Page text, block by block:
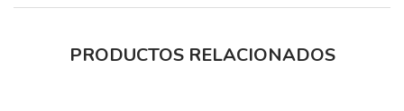
PRODUCTOS RELACIONADOS